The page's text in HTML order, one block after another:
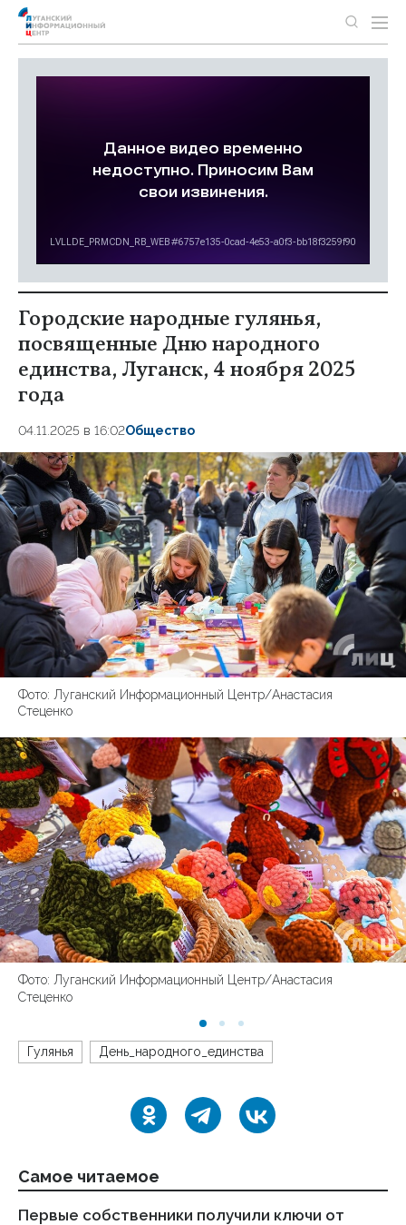
Городские народные гулянья,
посвященные Дню народного
единства, Луганск, 4 ноября 2025
года
04.11.2025 в 16:02Общество
Фото: Луганский Информационный Центр/Анастасия
Стеценко
Фото: Луганский Информационный Центр/Анастасия
Стеценко
Гулянья День_народного_единства
Самое читаемое
Первые собственники получили ключи от